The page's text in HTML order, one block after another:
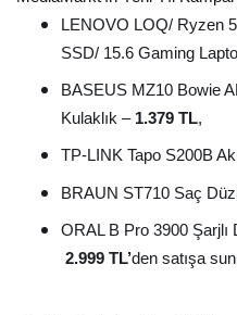
LENOVO LOQ/ Ryzen
SSD/ 15.6 Gaming
BASEUS MZ10 Bowie
Kulaklık – 1.379 TL,
TP-LINK Tapo S200B
BRAUN ST710 Saç
ORAL B Pro 3900 Şarjlı
2.999 TL’den satışa